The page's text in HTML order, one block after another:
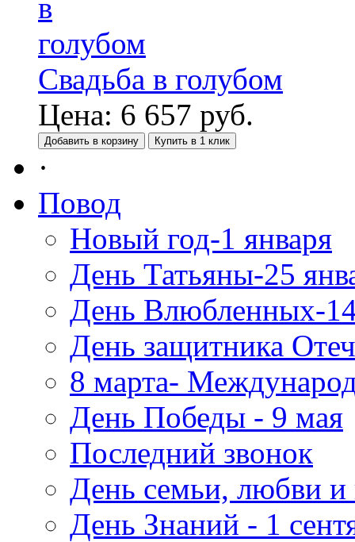
Свадьба в голубом
Цена: 6 657 руб.
Добавить в корзину Купить в 1 клик
·
Повод
Новый год-1 января
День Татьяны-25
День Влюбленных-
День защитника
8 марта-
День Победы - 9 мая
Последний звонок
День семьи, любви и
День Знаний - 1